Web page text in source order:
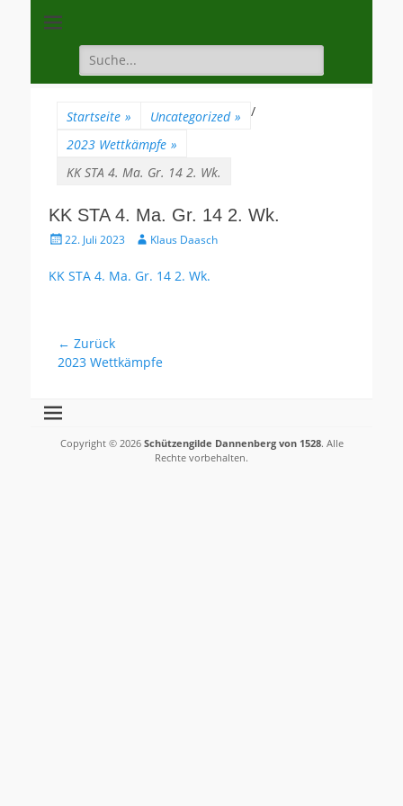
1528
Suche
für:
Startseite » Uncategorized »
/
2023 Wettkämpfe »
KK STA 4. Ma. Gr. 14 2. Wk.
KK STA 4. Ma. Gr. 14 2. Wk.
Gepostet
22. Juli 2023 AutorKlaus Daasch
KK STA 4. Ma. Gr. 14 2. Wk.
Beitragsnavigation
← Zurück
Vorhergehender
2023 Wettkämpfe
Copyright © 2026 Schützengilde Dannenberg von 1528. Alle
Rechte vorbehalten.